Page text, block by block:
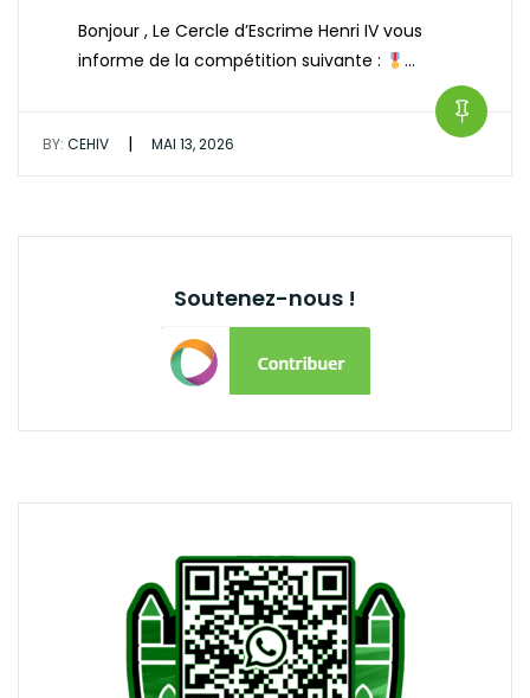
Bonjour , Le Cercle d’Escrime Henri IV vous
informe de la compétition suivante :
…
BY: CEHIV | MAI 13, 2026
Soutenez-nous !